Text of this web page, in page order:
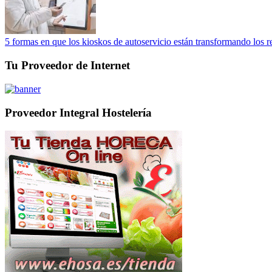
5 formas en que los kioskos de autoservicio están transformando los
Tu Proveedor de Internet
Proveedor Integral Hostelería